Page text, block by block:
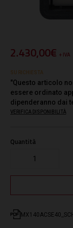
2.430,00€ + IVA
SU RICHIESTA
"Questo articolo
essere ordinato
dipenderanno dai
VERIFICA DISPONIBILITÀ
Quantità